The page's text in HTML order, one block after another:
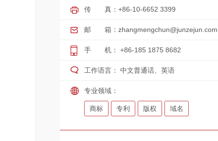
传 真：+86-10-6652 3399
邮 箱： zhangmengchun@junzejun.com
手 机： +86-185 1875 8682
工作语言： 中文普通话、英语
专业领域：
商标 专利 版权 域名